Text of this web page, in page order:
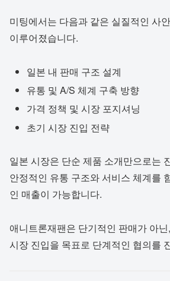
미팅에서는 다음과 같은 실질적인 사
이루어졌습니다.
일본 내 판매 구조 설계
유통 및 A/S 체계 구축 방향
가격 정책 및 시장 포지셔닝
초기 시장 진입 전략
일본 시장은 단순 제품 소개만으로는
안정적인 유통 구조와 서비스 체계를
인 매출이 가능합니다.
애니트론재팬은 단기적인 판매가 아
시장 진입을 목표로 단계적인 협의를